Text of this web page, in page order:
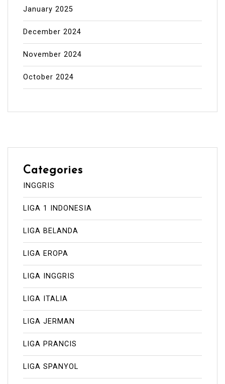
January 2025
December 2024
November 2024
October 2024
Categories
INGGRIS
LIGA 1 INDONESIA
LIGA BELANDA
LIGA EROPA
LIGA INGGRIS
LIGA ITALIA
LIGA JERMAN
LIGA PRANCIS
LIGA SPANYOL